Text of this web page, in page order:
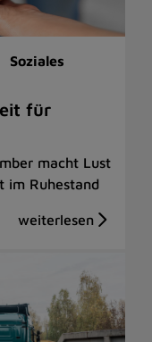
Soziales
für
macht Lust
im Ruhestand